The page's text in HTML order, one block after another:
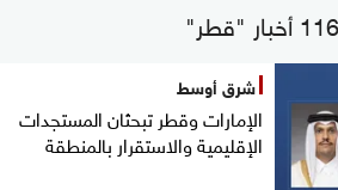
شرق أوسط
الإمارات وقطر تبحثان المستجدات
الإقليمية والاستقرار بالمنطقة